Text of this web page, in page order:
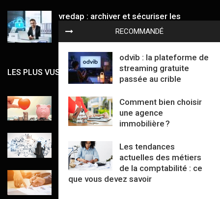
RECOMMANDÉ
odvib : la plateforme de
streaming gratuite
passée au crible
Comment bien choisir
une agence
immobilière ?
Les tendances
actuelles des métiers
de la comptabilité : ce
que vous devez savoir
vredap : archiver et sécuriser les
données comptables des PME sans
LES PLUS VUS
Comment choisir son contrat
d’assurance-vie
Process Outsourcing ou BPO
Comment connaitre la santé financière
de son entreprise ?